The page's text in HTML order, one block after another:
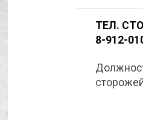
ТЕЛ.
8-912-